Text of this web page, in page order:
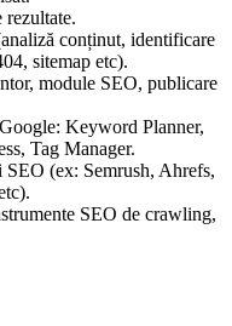
conținut, identificare
sitemap etc).
module SEO, publicare
Keyword Planner,
Tag Manager.
(ex: Semrush, Ahrefs,
SEO de crawling,